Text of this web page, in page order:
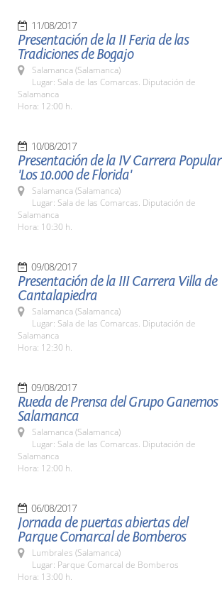
11/08/2017
Presentación de la II Feria de las
Tradiciones de Bogajo
Salamanca (Salamanca)
Lugar: Sala de las Comarcas. Diputación de
Salamanca
Hora: 12:00 h.
10/08/2017
Presentación de la IV Carrera Popular
'Los 10.000 de Florida'
Salamanca (Salamanca)
Lugar: Sala de las Comarcas. Diputación de
Salamanca
Hora: 10:30 h.
09/08/2017
Presentación de la III Carrera Villa de
Cantalapiedra
Salamanca (Salamanca)
Lugar: Sala de las Comarcas. Diputación de
Salamanca
Hora: 12:30 h.
09/08/2017
Rueda de Prensa del Grupo Ganemos
Salamanca
Salamanca (Salamanca)
Lugar: Sala de las Comarcas. Diputación de
Salamanca
Hora: 12:00 h.
06/08/2017
Jornada de puertas abiertas del
Parque Comarcal de Bomberos
Lumbrales (Salamanca)
Lugar: Parque Comarcal de Bomberos
Hora: 13:00 h.